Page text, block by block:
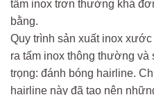
tấm inox trơn thường khá
bằng.
Quy trình sản xuất inox
ra tấm inox thông thường
trọng: đánh bóng hairline.
hairline này đã tạo nên